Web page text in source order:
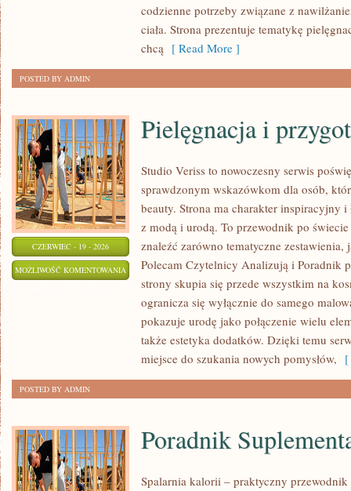
codzienne potrzeby związane z
ciała. Strona prezentuje tematykę
chcą [ Read More ]
POSTED BY ADMIN
CZERWIEC - 19 - 2026
MOŻLIWOŚĆ KOMENTOWANIA PIELĘGNACJA
PRZYGOTOWANIE
SKÓRY
Pielęgnacja i
Studio Veriss to nowoczesny serwis
sprawdzonym wskazówkom dla osób,
beauty. Strona ma charakter inspiracyjny
z modą i urodą. To przewodnik po
znaleźć zarówno tematyczne
Polecam Czytelnicy Analizują i Poradnik
strony skupia się przede wszystkim na
ogranicza się wyłącznie do samego
pokazuje urodę jako połączenie wielu
także estetyka dodatków. Dzięki temu
miejsce do szukania nowych pomysłów, [
POSTED BY ADMIN
Poradnik
Spalarnia kalorii – praktyczny